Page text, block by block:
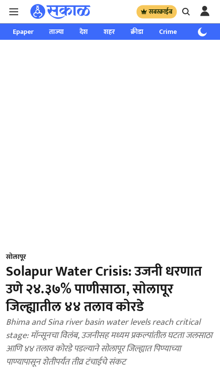
सबस्क्राईब
Epaper ताज्या देश शहर क्रीडा Crime साप्ताहिक
सोलापूर
Solapur Water Crisis: उजनी धरणात
उणे २४.३७% पाणीसाठा, साेलापूर
जिल्ह्यातील ४४ तलाव कोरडे
Bhima and Sina river basin water levels reach critical
stage: मॉन्सूनचा विलंब, उजनीसह मध्यम प्रकल्पांतील घटता जलसाठा
आणि ४४ तलाव कोरडे पडल्याने सोलापूर जिल्ह्यात पिण्याच्या
पाण्यापासून शेतीपर्यंत तीव्र टंचाईचे संकट